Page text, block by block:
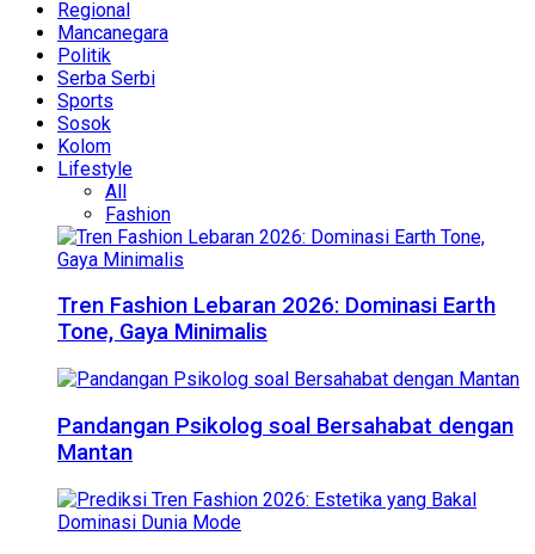
Regional
Mancanegara
Politik
Serba Serbi
Sports
Sosok
Kolom
Lifestyle
All
Fashion
Tren Fashion Lebaran 2026: Dominasi Earth
Tone, Gaya Minimalis
Pandangan Psikolog soal Bersahabat dengan
Mantan